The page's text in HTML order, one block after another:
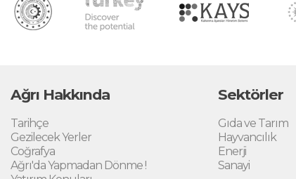
Ağrı Hakkında
Tarihçe
Gezilecek Yerler
Coğrafya
Ağrı'da Yapmadan Dönme !
Sektörler
Gıda ve Tarım
Hayvancılık
Enerji
Sanayi